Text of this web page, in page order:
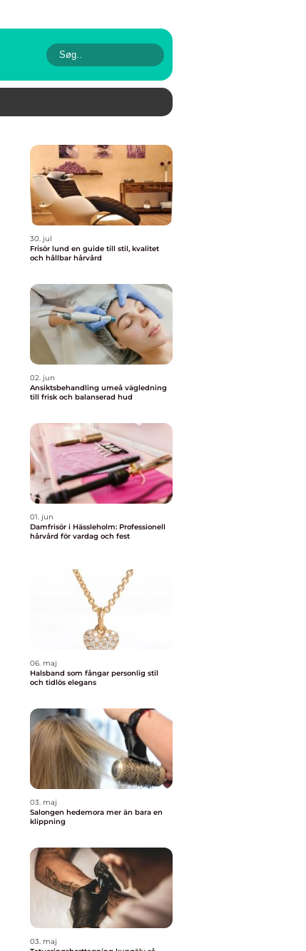
30. jul
Frisör lund en guide till stil, kvalitet
och hållbar hårvård
02. jun
Ansiktsbehandling umeå vägledning
till frisk och balanserad hud
01. jun
Damfrisör i Hässleholm: Professionell
hårvård för vardag och fest
06. maj
Halsband som fångar personlig stil
och tidlös elegans
03. maj
Salongen hedemora mer än bara en
klippning
03. maj